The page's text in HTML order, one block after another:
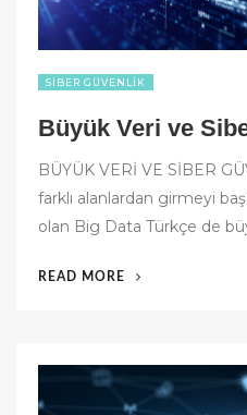
SIBER GÜVENLIK
Büyük Veri ve
BÜYÜK VERİ VE SİBER
farklı alanlardan girmeyi
olan Big Data Türkçe de
READ MORE